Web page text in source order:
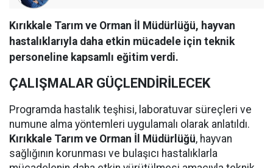
Kırıkkale Tarım ve Orman İl Müdürlüğü, hayvan
hastalıklarıyla daha etkin mücadele için teknik
personeline kapsamlı eğitim verdi.
ÇALIŞMALAR GÜÇLENDİRİLECEK
Programda hastalık teşhisi, laboratuvar süreçleri ve
numune alma yöntemleri uygulamalı olarak anlatıldı.
Kırıkkale Tarım ve Orman İl Müdürlüğü, hayvan
sağlığının korunması ve bulaşıcı hastalıklarla